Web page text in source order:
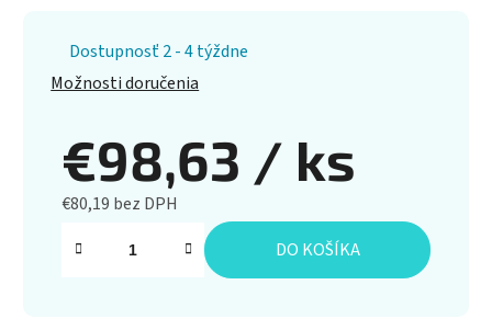
Dostupnosť 2 - 4 týždne
Možnosti doručenia
€98,63 / ks
€80,19 bez DPH
Jednotková cena:
DO KOŠÍKA